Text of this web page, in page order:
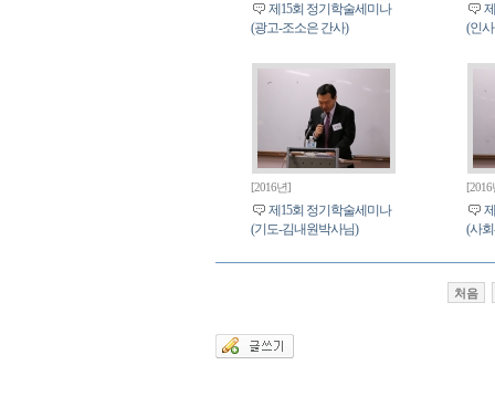
제15회 정기학술세미나
(광고-조소은 간사)
(인
[2016년]
제15회 정기학술세미나
(기도-김내원박사님)
(사
처음